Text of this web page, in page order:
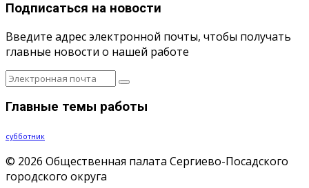
Подписаться на новости
Введите адрес электронной почты, чтобы получать
главные новости о нашей работе
Главные темы работы
субботник
© 2026 Общественная палата Сергиево-Посадского
городского округа